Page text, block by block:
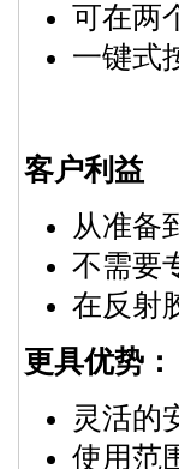
可在两
一键式
客户利益
从准备
不需要
在反射
更具优势：
灵活的
使用范